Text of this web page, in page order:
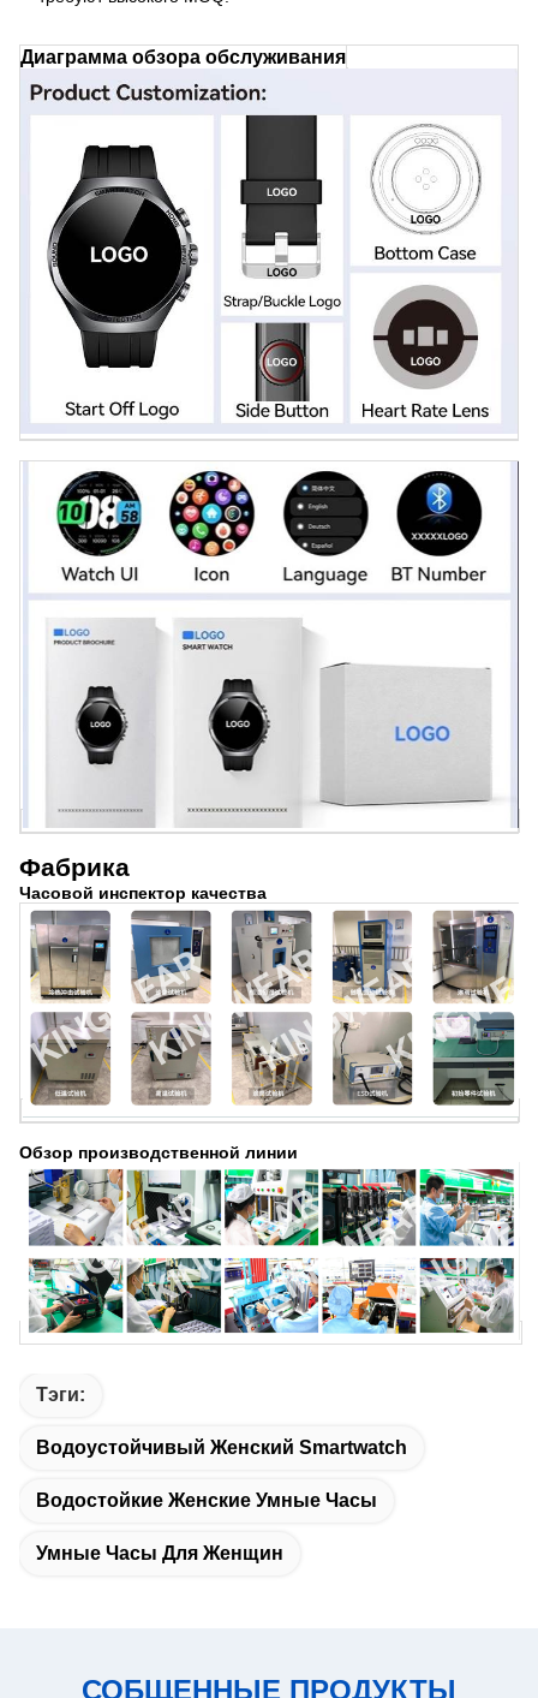
Диаграмма обзора обслуживания
Фабрика
Часовой инспектор качества
Обзор производственной линии
Тэги:
Водоустойчивый Женский Smartwatch
Водостойкие Женские Умные Часы
Умные Часы Для Женщин
СОБЩЕННЫЕ ПРОДУКТЫ